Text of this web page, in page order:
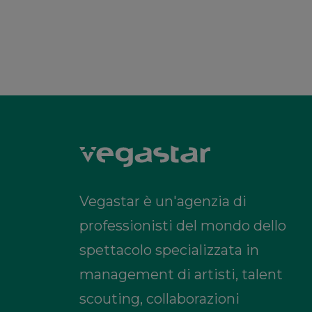
Vegastar è un'agenzia di
professionisti del mondo dello
spettacolo specializzata in
management di artisti, talent
scouting, collaborazioni